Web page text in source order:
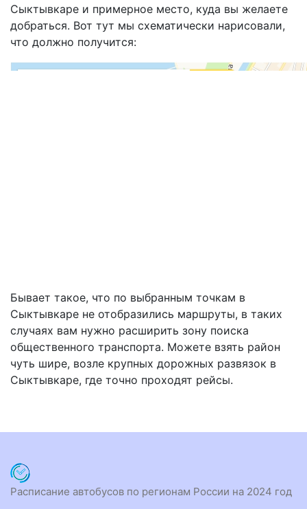
Сыктывкаре и примерное место, куда вы желаете
добраться. Вот тут мы схематически нарисовали,
что должно получится:
Бывает такое, что по выбранным точкам в
Сыктывкаре не отобразились маршруты, в таких
случаях вам нужно расширить зону поиска
общественного транспорта. Можете взять район
чуть шире, возле крупных дорожных развязок в
Сыктывкаре, где точно проходят рейсы.
Расписание автобусов по регионам России на 2024 год